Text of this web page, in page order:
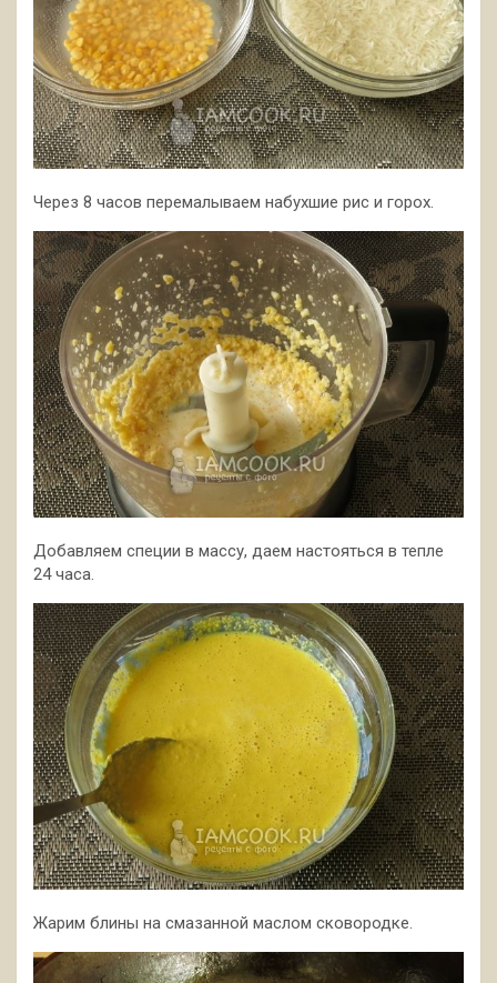
Через 8 часов перемалываем набухшие рис и горох.
Добавляем специи в массу, даем настояться в тепле
24 часа.
Жарим блины на смазанной маслом сковородке.